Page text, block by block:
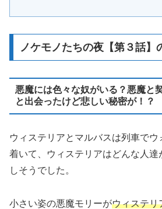
ノケモノたちの夜【第３話】
悪魔には色々な奴がいる？悪魔と
と出会ったけど悲しい秘密が！？
ウィステリアとマルバスは列車でウ
着いて、ウィステリアはどんな人達
しそうでした。
小さい姿の悪魔モリーがウィステリ